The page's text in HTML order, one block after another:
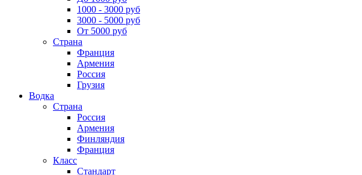
1000 - 3000 руб
3000 - 5000 руб
От 5000 руб
Страна
Франция
Армения
Россия
Грузия
Водка
Страна
Россия
Армения
Финляндия
Франция
Класс
Стандарт